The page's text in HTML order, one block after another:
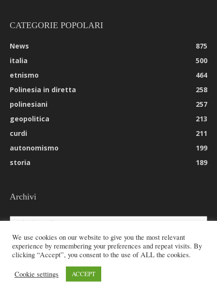
CATEGORIE POPOLARI
News
875
italia
500
etnismo
464
Polinesia in diretta
258
polinesiani
257
geopolitica
213
curdi
211
autonomismo
199
storia
189
Archivi
Archivi
© 2026 All rights reserved - Etnie -
We use cookies on our website to give you the most relevant
experience by remembering your preferences and repeat visits. By
clicking “Accept”, you consent to the use of ALL the cookies.
Cookie settings ACCEPT